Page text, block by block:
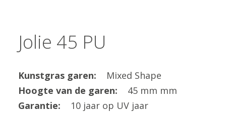
Jolie 45 PU
Kunstgras garen:
Mixed Shape
Hoogte van de garen:
45 mm mm
Garantie:
10 jaar op UV jaar